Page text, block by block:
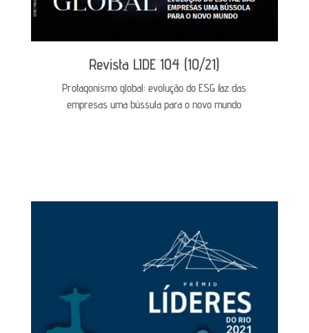
Revista LIDE 104 (10/21)
Protagonismo global: evolução do ESG faz das
empresas uma bússula para o novo mundo